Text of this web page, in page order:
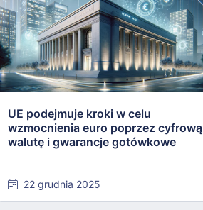
UE podejmuje kroki w celu
wzmocnienia euro poprzez cyfrową
walutę i gwarancje gotówkowe
22 grudnia 2025